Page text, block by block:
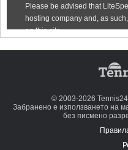
© 2003-2026
Забранено е използването на
без писмено